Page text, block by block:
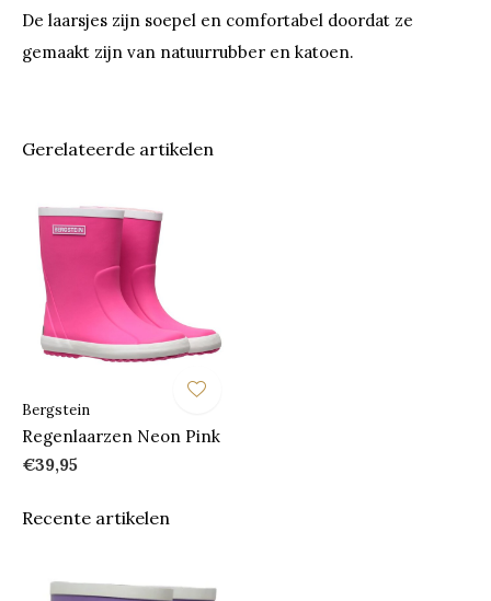
De laarsjes zijn soepel en comfortabel doordat ze
gemaakt zijn van natuurrubber en katoen.
Gerelateerde artikelen
Bergstein
Regenlaarzen Neon Pink
€39,95
Recente artikelen